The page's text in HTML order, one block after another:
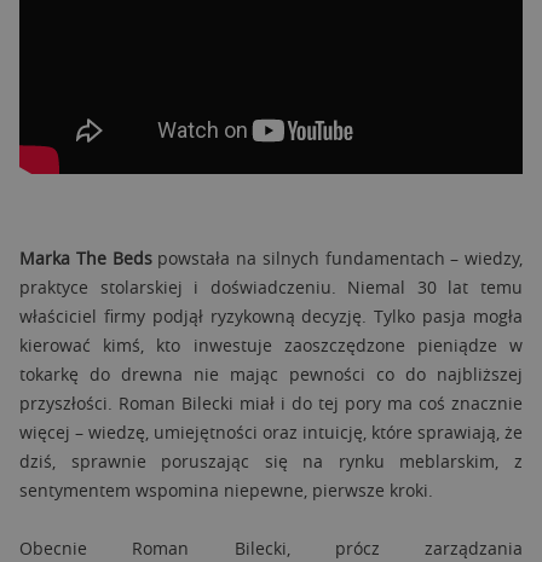
Marka The Bedspowstała na silnych fundamentach – wiedzy,
praktyce stolarskiej i doświadczeniu. Niemal 30 lat temu
właściciel firmy podjął ryzykowną decyzję. Tylko pasja mogła
kierować kimś, kto inwestuje zaoszczędzone pieniądze w
tokarkę do drewna nie mając pewności co do najbliższej
przyszłości. Roman Bilecki miał i do tej pory ma coś znacznie
więcej – wiedzę, umiejętności oraz intuicję, które sprawiają, że
dziś, sprawnie poruszając się na rynku meblarskim, z
sentymentem wspomina niepewne, pierwsze kroki.
Obecnie Roman Bilecki, prócz zarządzania